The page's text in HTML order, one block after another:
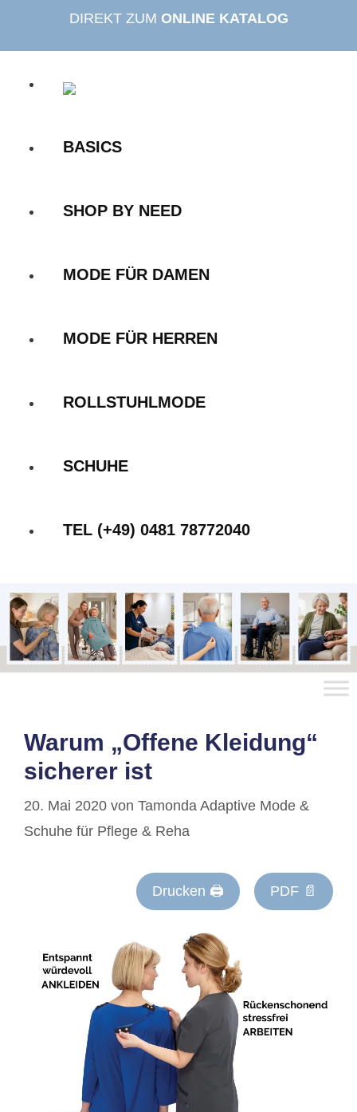
springen
DIREKT ZUM ONLINE KATALOG
BASICS
SHOP BY NEED
MODE FÜR DAMEN
MODE FÜR HERREN
ROLLSTUHLMODE
SCHUHE
TEL (+49) 0481 78772040
Warum „Offene Kleidung“
sicherer ist
20. Mai 2020 von Tamonda Adaptive Mode &
Schuhe für Pflege & Reha
Drucken 🖨 PDF 📄